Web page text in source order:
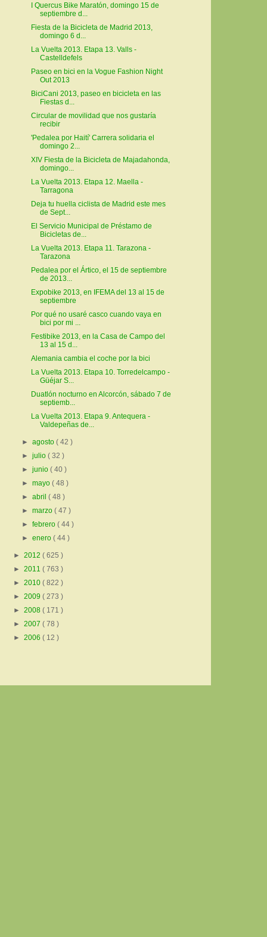
I Quercus Bike Maratón, domingo 15 de
septiembre d...
Fiesta de la Bicicleta de Madrid 2013,
domingo 6 d...
La Vuelta 2013. Etapa 13. Valls -
Castelldefels
Paseo en bici en la Vogue Fashion Night
Out 2013
BiciCani 2013, paseo en bicicleta en las
Fiestas d...
Circular de movilidad que nos gustaría
recibir
'Pedalea por Haití' Carrera solidaria el
domingo 2...
XIV Fiesta de la Bicicleta de Majadahonda,
domingo...
La Vuelta 2013. Etapa 12. Maella -
Tarragona
Deja tu huella ciclista de Madrid este mes
de Sept...
El Servicio Municipal de Préstamo de
Bicicletas de...
La Vuelta 2013. Etapa 11. Tarazona -
Tarazona
Pedalea por el Ártico, el 15 de septiembre
de 2013...
Expobike 2013, en IFEMA del 13 al 15 de
septiembre
Por qué no usaré casco cuando vaya en
bici por mi ...
Festibike 2013, en la Casa de Campo del
13 al 15 d...
Alemania cambia el coche por la bici
La Vuelta 2013. Etapa 10. Torredelcampo -
Güéjar S...
Duatlón nocturno en Alcorcón, sábado 7 de
septiemb...
La Vuelta 2013. Etapa 9. Antequera -
Valdepeñas de...
►agosto( 42 )
►julio( 32 )
►junio( 40 )
►mayo( 48 )
►abril( 48 )
►marzo( 47 )
►febrero( 44 )
►enero( 44 )
► 2012 ( 625 )
► 2011 ( 763 )
► 2010 ( 822 )
► 2009 ( 273 )
► 2008 ( 171 )
► 2007 ( 78 )
► 2006 ( 12 )